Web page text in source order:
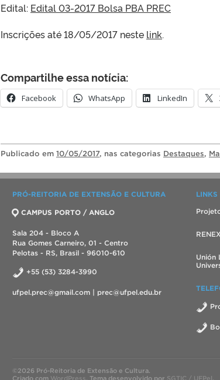
Edital: Edital 03-2017 Bolsa PBA PREC
Inscrições até 18/05/2017 neste link.
Compartilhe essa notícia:
Facebook WhatsApp LinkedIn
Publicado em 10/05/2017, nas categorias Destaques,
PRÓ-REITORIA DE EXTENSÃO E CULTURA
CAMPUS PORTO / ANGLO
Sala 204 - Bloco A
Rua Gomes Carneiro, 01 - Centro
Pelotas - RS, Brasil - 96010-610
+55 (53) 3284-3990
ufpel.prec@gmail.com | prec@ufpel.edu.br
LINKS
Unión
©2026 Pró-Reitoria de Extensão e Cultura.
Criado com WordPress. Tema desenvolvido por SGTIC / UFPel.